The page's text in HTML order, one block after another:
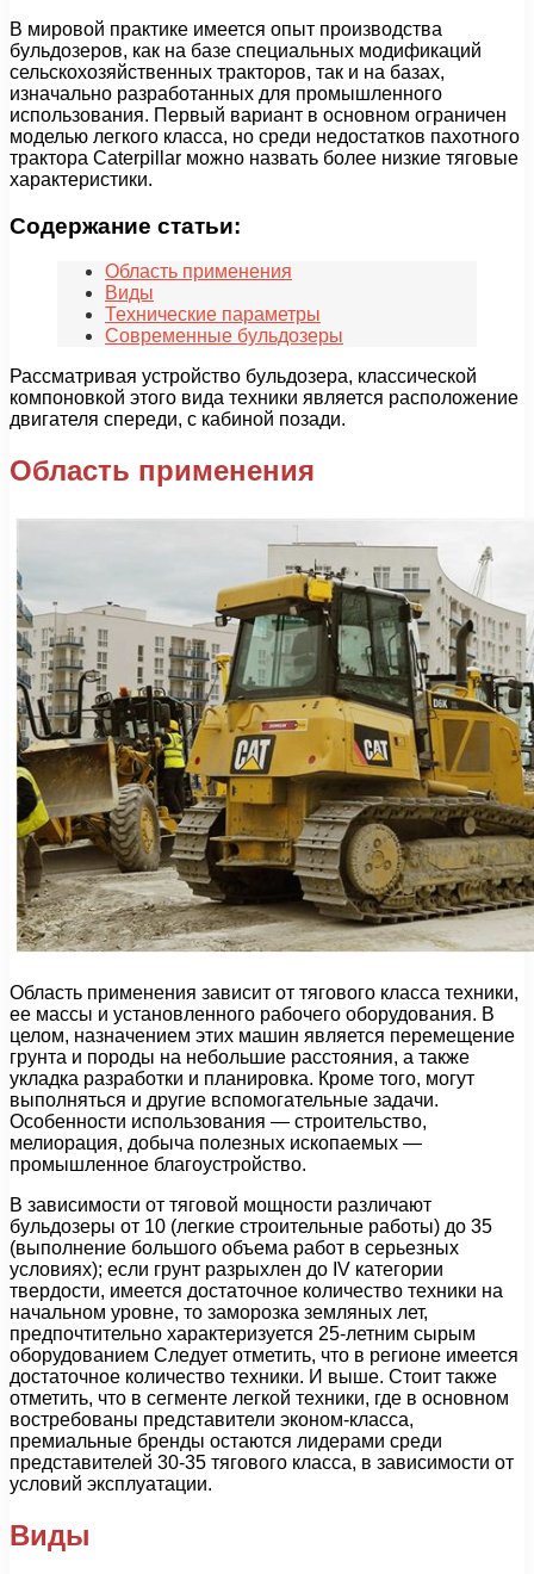
В мировой практике имеется опыт производства
бульдозеров, как на базе специальных модификаций
сельскохозяйственных тракторов, так и на базах,
изначально разработанных для промышленного
использования. Первый вариант в основном ограничен
моделью легкого класса, но среди недостатков пахотного
трактора Caterpillar можно назвать более низкие тяговые
характеристики.
Содержание статьи:
Область применения
Виды
Технические параметры
Современные бульдозеры
Рассматривая устройство бульдозера, классической
компоновкой этого вида техники является расположение
двигателя спереди, с кабиной позади.
Область применения
Область применения зависит от тягового класса техники,
ее массы и установленного рабочего оборудования. В
целом, назначением этих машин является перемещение
грунта и породы на небольшие расстояния, а также
укладка разработки и планировка. Кроме того, могут
выполняться и другие вспомогательные задачи.
Особенности использования — строительство,
мелиорация, добыча полезных ископаемых —
промышленное благоустройство.
В зависимости от тяговой мощности различают
бульдозеры от 10 (легкие строительные работы) до 35
(выполнение большого объема работ в серьезных
условиях); если грунт разрыхлен до IV категории
твердости, имеется достаточное количество техники на
начальном уровне, то заморозка земляных лет,
предпочтительно характеризуется 25-летним сырым
оборудованием Следует отметить, что в регионе имеется
достаточное количество техники. И выше. Стоит также
отметить, что в сегменте легкой техники, где в основном
востребованы представители эконом-класса,
премиальные бренды остаются лидерами среди
представителей 30-35 тягового класса, в зависимости от
условий эксплуатации.
Виды